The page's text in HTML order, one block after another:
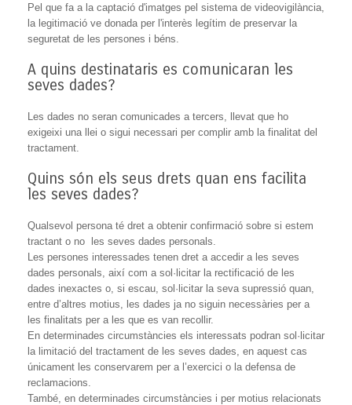
Pel que fa a la captació d'imatges pel sistema de videovigilància,
la legitimació ve donada per l'interès legítim de preservar la
seguretat de les persones i béns.
A quins destinataris es comunicaran les
seves dades?
Les dades no seran comunicades a tercers, llevat que ho
exigeixi una llei o sigui necessari per complir amb la finalitat del
tractament.
Quins són els seus drets quan ens facilita
les seves dades?
Qualsevol persona té dret a obtenir confirmació sobre si estem
tractant o no les seves dades personals.
Les persones interessades tenen dret a accedir a les seves
dades personals, així com a sol·licitar la rectificació de les
dades inexactes o, si escau, sol·licitar la seva supressió quan,
entre d’altres motius, les dades ja no siguin necessàries per a
les finalitats per a les que es van recollir.
En determinades circumstàncies els interessats podran sol·licitar
la limitació del tractament de les seves dades, en aquest cas
únicament les conservarem per a l’exercici o la defensa de
reclamacions.
També, en determinades circumstàncies i per motius relacionats